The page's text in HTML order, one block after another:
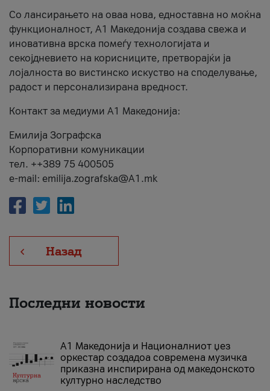
Со лансирањето на оваа нова, едноставна но моќна
функционалност, А1 Македонија создава свежа и
иновативна врска помеѓу технологијата и
секојдневието на корисниците, претворајќи ја
лојалноста во вистинско искуство на споделување,
радост и персонализирана вредност.
Контакт за медиуми А1 Македонија:
Емилија Зографска
Корпоративни комуникации
тел. ++389 75 400505
e-mail: emilija.zografska@A1.mk
Назад
Последни новости
А1 Македонија и Националниот џез
оркестар создадоа современа музичка
приказна инспирирана од македонското
културно наследство